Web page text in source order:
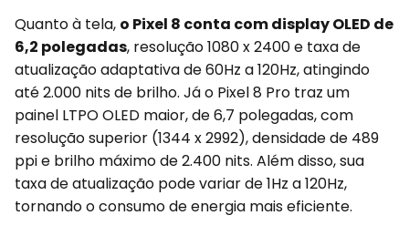
Quanto à tela, o Pixel 8 conta com display OLED de
6,2 polegadas, resolução 1080 x 2400 e taxa de
atualização adaptativa de 60Hz a 120Hz, atingindo
até 2.000 nits de brilho. Já o Pixel 8 Pro traz um
painel LTPO OLED maior, de 6,7 polegadas, com
resolução superior (1344 x 2992), densidade de 489
ppi e brilho máximo de 2.400 nits. Além disso, sua
taxa de atualização pode variar de 1Hz a 120Hz,
tornando o consumo de energia mais eficiente.